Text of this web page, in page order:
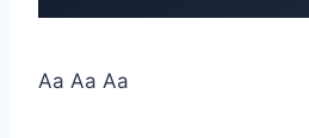
Aa Aa Aa